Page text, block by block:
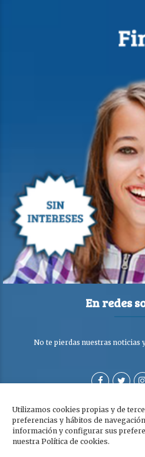
Utilizamos cookies propias y de
preferencias y hábitos de
información y configurar sus
nuestra Política de cookies.
En redes
No te pierdas nuestras noticias